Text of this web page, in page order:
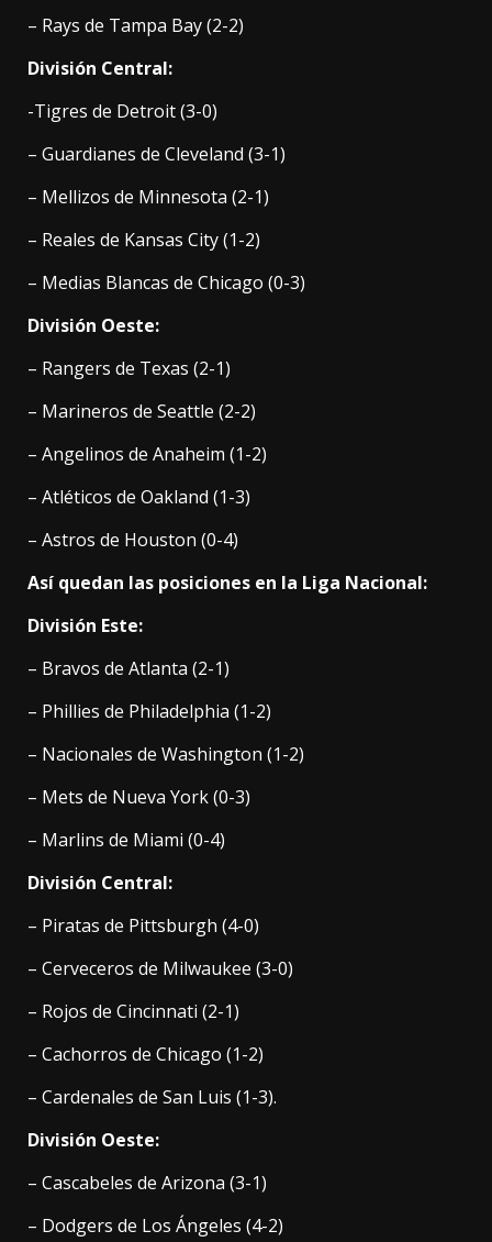
– Rays de Tampa Bay (2-2)
División Central:
-Tigres de Detroit (3-0)
– Guardianes de Cleveland (3-1)
– Mellizos de Minnesota (2-1)
– Reales de Kansas City (1-2)
– Medias Blancas de Chicago (0-3)
División Oeste:
– Rangers de Texas (2-1)
– Marineros de Seattle (2-2)
– Angelinos de Anaheim (1-2)
– Atléticos de Oakland (1-3)
– Astros de Houston (0-4)
Así quedan las posiciones en la Liga Nacional:
División Este:
– Bravos de Atlanta (2-1)
– Phillies de Philadelphia (1-2)
– Nacionales de Washington (1-2)
– Mets de Nueva York (0-3)
– Marlins de Miami (0-4)
División Central:
– Piratas de Pittsburgh (4-0)
– Cerveceros de Milwaukee (3-0)
– Rojos de Cincinnati (2-1)
– Cachorros de Chicago (1-2)
– Cardenales de San Luis (1-3).
División Oeste:
– Cascabeles de Arizona (3-1)
– Dodgers de Los Ángeles (4-2)